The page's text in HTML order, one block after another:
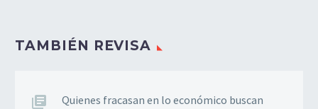
TAMBIÉN REVISA
Quienes fracasan en lo económico buscan